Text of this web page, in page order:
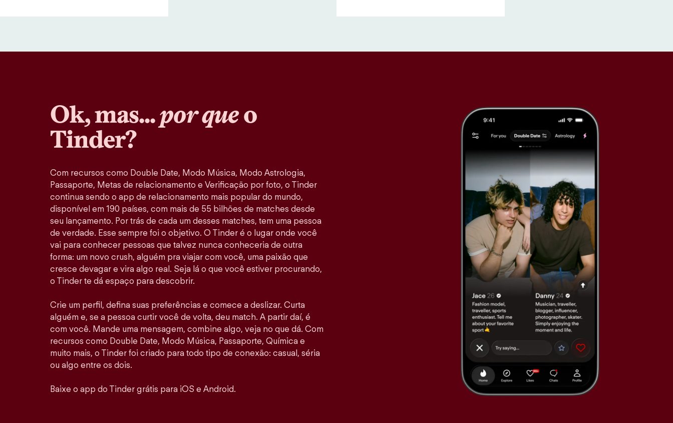
Ok, mas...por queo
Tinder?
Com recursos como Double Date, Modo Música, Modo Astrologia,
Passaporte, Metas de relacionamento e Verificação por foto, o Tinder
continua sendo o app de relacionamento mais popular do mundo,
disponível em 190 países, com mais de 55 bilhões de matches desde
seu lançamento. Por trás de cada um desses matches, tem uma pessoa
de verdade. Esse sempre foi o objetivo. O Tinder é o lugar onde você
vai para conhecer pessoas que talvez nunca conheceria de outra
forma: um novo crush, alguém pra viajar com você, uma paixão que
cresce devagar e vira algo real. Seja lá o que você estiver procurando,
o Tinder te dá espaço para descobrir.
Crie um perfil, defina suas preferências e comece a deslizar. Curta
alguém e, se a pessoa curtir você de volta, deu match. A partir daí, é
com você. Mande uma mensagem, combine algo, veja no que dá. Com
recursos como Double Date, Modo Música, Passaporte, Química e
muito mais, o Tinder foi criado para todo tipo de conexão: casual, séria
ou algo entre os dois.
Baixe o app do Tinder grátis para iOS e Android.